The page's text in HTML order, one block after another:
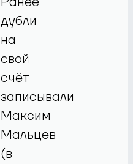
дубли
на
свой
счёт
записывали
Максим
Мальцев
(в